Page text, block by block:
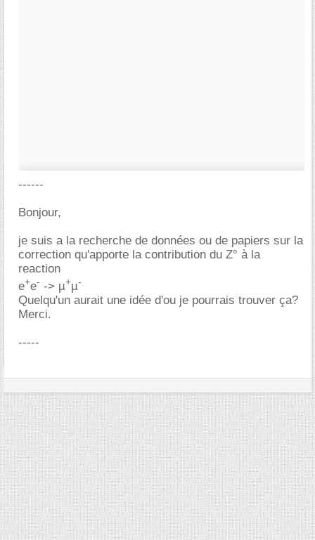
------
Bonjour,
je suis a la recherche de données ou de papiers sur la
correction qu'apporte la contribution du Z° à la
reaction
e+e- -> µ+µ-
Quelqu'un aurait une idée d'ou je pourrais trouver ça?
Merci.
-----